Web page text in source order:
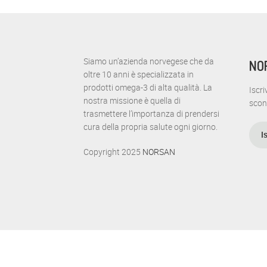
Siamo un’azienda norvegese che da
oltre 10 anni è specializzata in
prodotti omega-3 di alta qualità. La
nostra missione è quella di
trasmettere l’importanza di prendersi
cura della propria salute ogni giorno.
Copyright 2025 NORSAN